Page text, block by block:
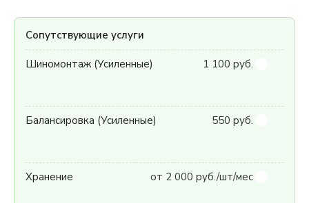
Сопутствующие услуги
Шиномонтаж (Усиленные) 1 100 руб.
Балансировка (Усиленные) 550 руб.
Хранение от 2 000 руб./шт/мес